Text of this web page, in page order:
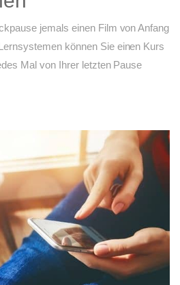
jemals einen Film von Anfang
können Sie einen Kurs
Mal von Ihrer letzten Pause